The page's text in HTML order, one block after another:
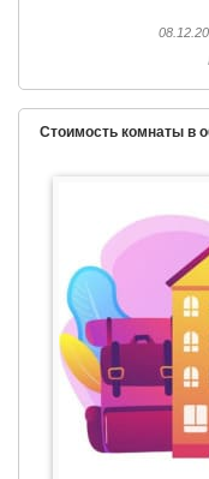
Стоимость комнаты в